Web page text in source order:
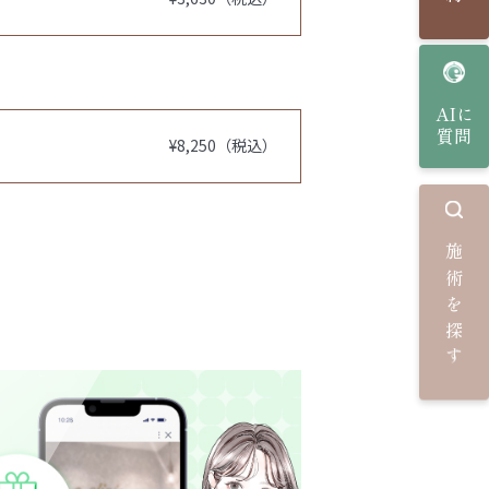
¥8,250（税込）
AIに
質問
施術を探す